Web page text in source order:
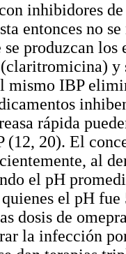
inhibidores
entonces no
produzcan
y
mismo IBP
rápida
(12, 20). El
al
el pH
el pH
dosis de
la infección